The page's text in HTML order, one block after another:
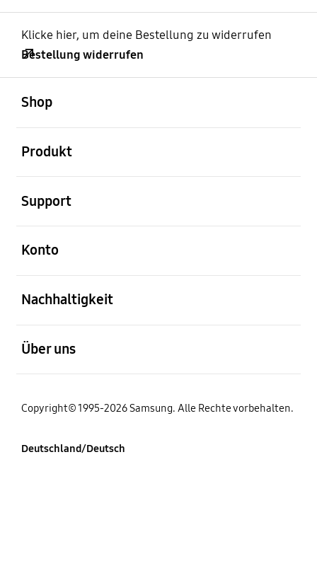
Klicke hier, um deine Bestellung zu widerrufen
Bestellung widerrufen
Shop
Produkt
Support
Konto
Nachhaltigkeit
Über uns
Copyright© 1995-2026 Samsung. Alle Rechte vorbehalten.
Deutschland/Deutsch